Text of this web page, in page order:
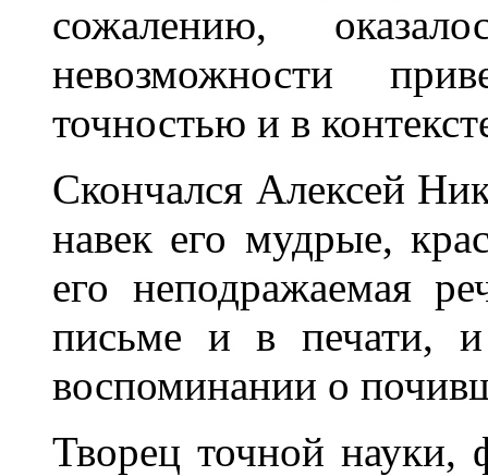
сожалению,
невозможности
точностью и в
Скончался Алексей
навек его мудрые,
его неподражаемая
письме и в печати, и
воспоминании о
Творец точной науки,